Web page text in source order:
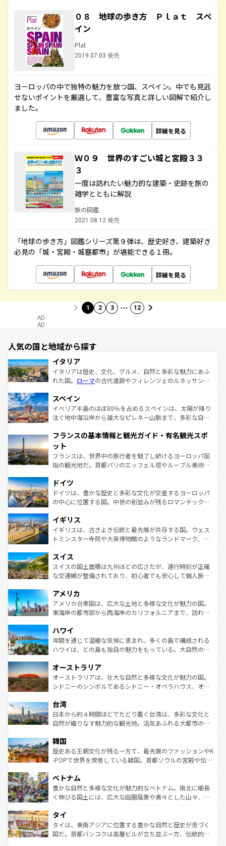
０８ 地球の歩き方 Ｐｌａｔ スペ
イン
Plat
2019.07.03 発売
ヨーロッパの中で独特の魅力を放つ国、スペイン。中でも見逃
せないポイントを厳選して、豊富な写真と詳しい図解で紹介し
ました。
詳細を見る
Ｗ０９ 世界のすごい城と宮殿３３
３
一度は訪れたい魅力的な建築・史跡を旅の
雑学とともに解説
旅の図鑑
2021.08.12 発売
「地球の歩き方」図鑑シリーズ第９弾は、歴史好き、建築好き
必見の「城・宮殿・城塞都市」が堪能できる１冊。
詳細を見る
1 2 3 … 12
AD
AD
人気の国と地域から探す
イタリア
イタリアは歴史、文化、グルメ、自然と多彩な魅力にあふ
れた国。 ローマの古代遺跡やフィレンツェのルネッサンス
ろん、トスカーナの美しい田園風景やアマルフィ海岸の絶
景など、自然景観も見逃せない。観光の合間には、本場の
ピザやパスタなど、絶品のイタリア料理を堪能することも
ませてくれるイタリアで、忘れられない旅をしてみよう！
なお、新着のイタリア情報は
しい。
スペイン
イベリア半島のほぼ80％を占めるスペインは、太陽が降り
注ぐ地中海沿岸から雄大なピレネー山脈まで、多彩な自然
文化が根付くこの国では、情熱的なフラメンコ、熱気あふ
れる闘牛、そして美味しいタパスが生活の一部となってい
る。首都マドリードの洗練された雰囲気や、バルセロナの
アートに溢れた街角から、地方では古代ローマ遺跡や中世
せる。地方によって風土や気候が異なるスペインはその個
性で訪れる人を魅了する。 なお、新着のスペイン情報は コ
ンテンツ一覧を参照してほしい。
フランスの基本情報と観光ガイド・有名観光スポ
ット
フランスは、世界中の旅行者を魅了し続けるヨーロッパ屈
指の観光地だ。首都パリのエッフェル塔やルーブル美術館
で、幅広い魅力が詰まっている。華麗な宮殿、歴史的な大
聖堂、美しいビーチ、そして豊かな自然が、訪れる者を心
から魅了する。また、フランスは美食の国としても知ら
いる。シャンパンの発祥地であるランス、プロヴァンスの
香り高いラベンダー畑など、多彩な楽しみ方が可能だ。さ
らに、パリ以外の地域にも魅力が溢れており、どの街角に
れる地方に足を運ぶとそれぞれで全く異なる文化を体験で
きるだろう。 なお、新着のフランス情報はコンテンツ一覧
を参照してほしい。
ドイツ
ドイツは、豊かな歴史と多彩な文化が交差するヨーロッパ
の中心に位置する国。中世の街並みが残るロマンチック街
顔を持つこの国は、どこを歩いても飽きることがない。ベ
ルリンの文化的活気、バイエルン州のアルプスの絶景、そ
してライン川沿いのワイン畑といった風景は必見。ビール
は、お酒好きな人にはぜひ体験してほしい。 なお、新着の
ドイツ情報はコンテンツ一覧を参照してほしい。
イギリス
イギリスは、古きよき伝統と最先端が共存する国。ウェス
トミンスター寺院や大英博物館のようなランドマーク、歴
リアごとに異なる魅力がある。また、優雅なアフタヌーン
ティー、ビール好きにはたまらない英国パブ、サッカー観
戦など、本場だからこそできる体験も豊富。イギリスを旅
ンツ一覧を参照してほしい。
スイス
スイスの国土面積は九州ほどの広さだが、運行時刻が正確
な交通網が整備されており、初心者でも安心して個人旅行
の建物がそのまま残る町や、スイスならではのユニークな
博物館もあり、アルプス観光だけでなく町歩きも満喫する
ことができる。国民の所得が高いため物価も高いが、旅行
ば市内交通費無料で観光を楽しむこともできる。 なお、新
着のスイス情報はコンテンツ一覧 を参照してほしい。
アメリカ
アメリカ合衆国は、広大な土地と多様な文化が魅力の国。
東海岸の都市部から西海岸のカリフォルニアまで、訪れる
のような巨大都市は、観光、ショッピング、エンターテイ
ンメントが詰まった刺激的なスポットだ。一方、アメリカ
西部には大自然が広がり、グランドキャニオンやイエロー
部のニューオーリンズでは、音楽と美食が融合した独特の
文化が魅力。旅行者はアメリカの各地域で異なる魅力を楽
しみながら、その多様性と豊かな歴史を感じることができ
ならではの贅沢な旅のスタイルだ。 なお、新着のアメリカ
情報はコンテンツ一覧を参照してほしい。
ハワイ
年間を通じて温暖な気候に恵まれ、多くの島で構成される
ハワイは、どの島も独自の魅力をもっている。大自然の神
ワイ島は見逃せない。また、定番の観光地といえばオアフ
島だが、静かな自然を求めるならマウイ島やカウアイ島が
おすすめ。エメラルドグリーンに輝く海をはじめ、豊かな
れるおもてなしの心で訪れる人々を迎えてくれるハワイの
人々、おいしいローカルフードやハワイアンミュージッ
ク、伝統的なフラダンスなど、すべてがハワイの魅力を彩
ワイを、存分に味わってほしい。 なお、新着のハワイ情報
はコンテンツ一覧を参照してほしい。
オーストラリア
オーストラリアは、壮大な自然と多様な文化が魅力の国。
シドニーのシンボルであるシドニー・オペラハウス、オー
リアリーフや大陸中央部にそびえるウルル（エアーズロッ
ク）、タスマニアの美しい原生林やケアンズの熱帯雨林な
ど、見どころがたくさん。また、カフェやワイン、オージ
いる。アクティビティも充実しており、サーフィンやダイ
ビング、ハイキングなど、アウトドア好きにはたまらな
い。オーストラリアの多彩な魅力を存分に味わいつくそ
参照してほしい。
台湾
日本から約４時間ほどでたどり着く台湾は、多彩な文化と
自然が織りなす魅力的な観光地。活気あふれる大都市の台
ン）、静ひつな山岳地帯である台湾東部など、都市の喧騒
と山間の静けさが共存しており、訪れる人に新しい発見と
驚きをもたらしてくれる。また、奥深い台湾の食文化も魅
容にもいいと評判のスイーツなど、バラエティ豊かな料理
が味わえる。 なお、新着の台湾情報は コンテンツ一覧を参
照してほしい。
韓国
歴史ある王朝文化が残る一方で、最先端のファッションやK
-POPで世界を席巻している韓国。首都ソウルの宮殿や伝統
き、地方に足を延ばせば四季折々の自然美を楽しむことが
できる。そして、キムチや焼肉、絶品のストリートフード
まで、さまざまな韓国料理が待っている。夜には、韓国な
リティに包まれながら、韓国の多彩な魅力を心ゆくまで味
わってみてほしい。 なお、新着の韓国情報はコンテンツ一
覧を参照してほしい。
ベトナム
豊かな自然と多様な文化が魅力的なベトナム。南北に細長
く伸びる国土には、広大な田園風景や青々とした山々、世
急速な発展と共に伝統が息づく。ハノイの古い町並みやホ
ーチミン市のフランス統治時代の建物も、独特の雰囲気を
醸し出している。また、バラエティの豊かさとおいしさで
タイ
タイは、東南アジアに位置する豊かな自然と歴史が息づく
国だ。首都バンコクは高層ビルが立ち並ぶ一方、伝統的な